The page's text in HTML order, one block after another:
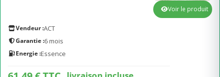
Vendeur :ACT
Garantie :6 mois
Energie :Essence
Voir le produit